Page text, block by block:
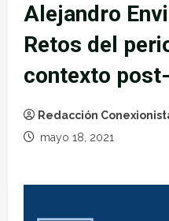
Alejandro
Retos del
contexto
Redacción
mayo 18, 2021